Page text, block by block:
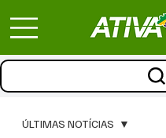
ÚLTIMAS NOTÍCIAS